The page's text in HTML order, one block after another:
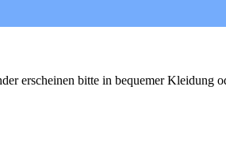
erscheinen bitte in bequemer Kleidung